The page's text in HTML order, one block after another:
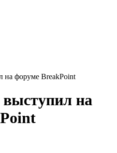
на форуме BreakPoint
на